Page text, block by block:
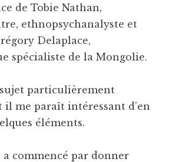
de Tobie Nathan,
ethnopsychanalyste et
Delaplace,
spécialiste de la Mongolie.
sujet particulièrement
il me paraît intéressant d’en
éléments.
a commencé par donner